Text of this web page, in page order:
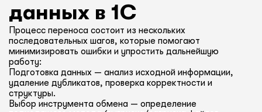
данных в 1С
Процесс переноса состоит из нескольких
последовательных шагов, которые помогают
минимизировать ошибки и упростить дальнейшую
работу:
Подготовка данных — анализ исходной информации,
удаление дубликатов, проверка корректности и
структуры.
Выбор инструмента обмена — определение